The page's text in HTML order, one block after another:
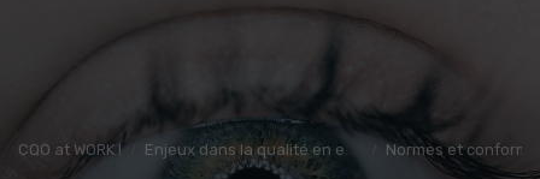
CQO at WORK ! Enjeux dans la qualité en entreprise Normes et